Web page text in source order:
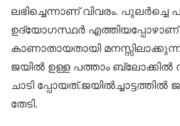
ലഭിച്ചെന്നാണ് വിവരം.
ഉദ്യോഗസ്ഥര്‍ എത്തിയപ്പോഴാണ്
കാണാതായതായി
ജയില്‍ ഉള്ള പത്താം ബ്ലോക്കില്‍
ചാടി പ്പോയത്.ജയില്‍ച്ചാട്ടത്തില്‍
തേടി.